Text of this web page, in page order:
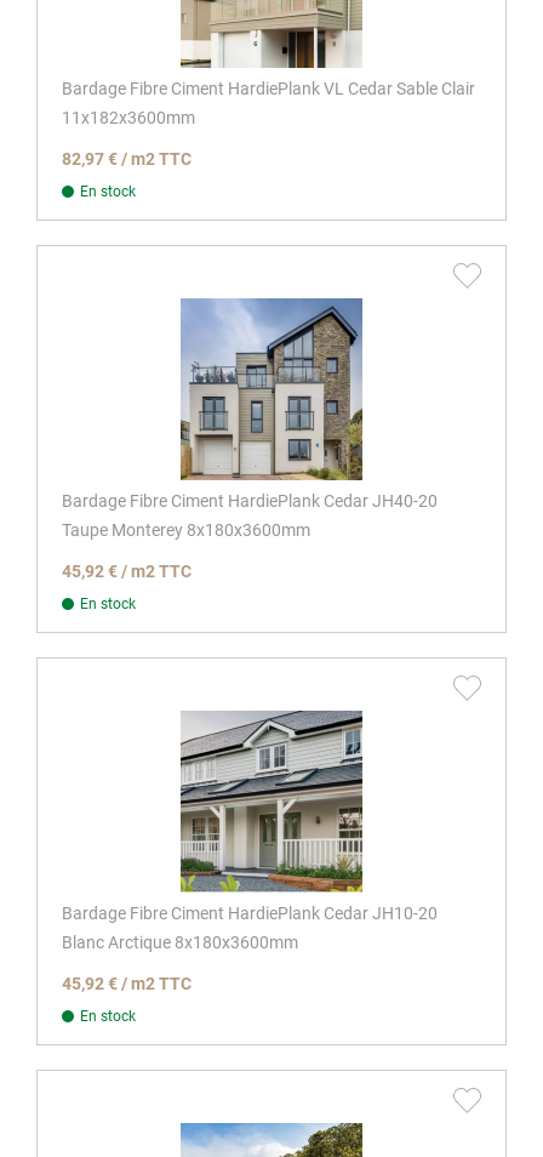
Bardage Fibre Ciment HardiePlank VL Cedar Sable Clair
11x182x3600mm
82,97 € / m2 TTC
En stock
Bardage Fibre Ciment HardiePlank Cedar JH40-20
Taupe Monterey 8x180x3600mm
45,92 € / m2 TTC
En stock
Bardage Fibre Ciment HardiePlank Cedar JH10-20
Blanc Arctique 8x180x3600mm
45,92 € / m2 TTC
En stock